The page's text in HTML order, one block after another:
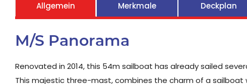
Allgemein Merkmale Deckplan
M/S Panorama
Renovated in 2014, this 54m sailboat has already sailed
This majestic three-mast, combines the charm of a